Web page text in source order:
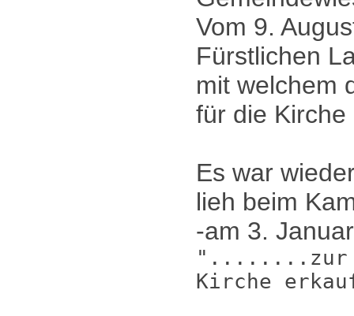
Vom 9.
Fürstlichen
mit welchem
für die
Es war
lieh beim
-am 3.
"........zur
Kirche